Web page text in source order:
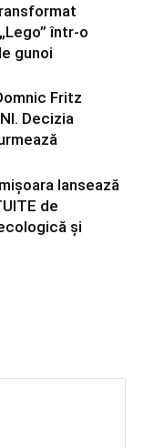
într-o
gunoi
Fritz
Decizia
lansează
de
și